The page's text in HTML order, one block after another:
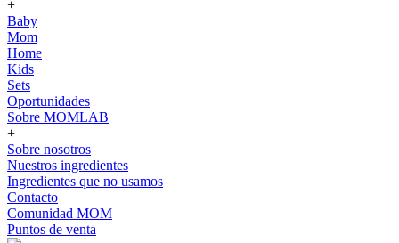
+
Baby
Mom
Home
Kids
Sets
Oportunidades
Sobre MOMLAB
+
Sobre nosotros
Nuestros ingredientes
Ingredientes que no usamos
Contacto
Comunidad MOM
Puntos de venta